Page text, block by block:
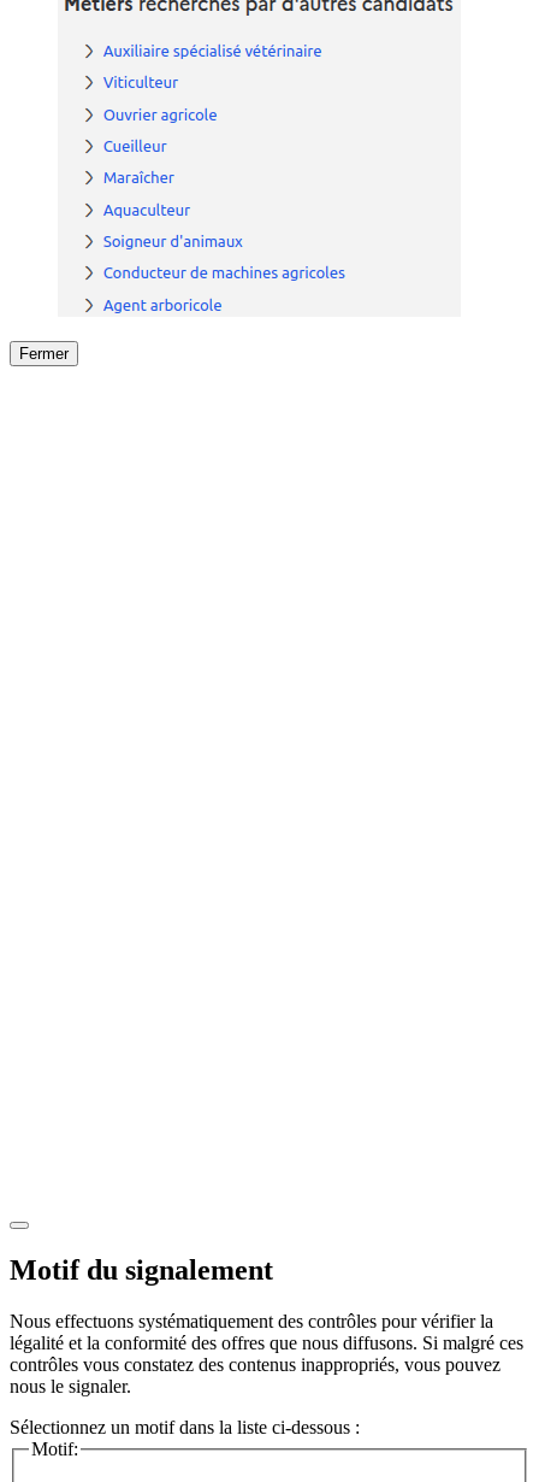
Fermer
Motif du signalement
Nous effectuons systématiquement des contrôles pour vérifier la
légalité et la conformité des offres que nous diffusons. Si malgré ces
contrôles vous constatez des contenus inappropriés, vous pouvez
nous le signaler.
Sélectionnez un motif dans la liste ci-dessous :
Motif: